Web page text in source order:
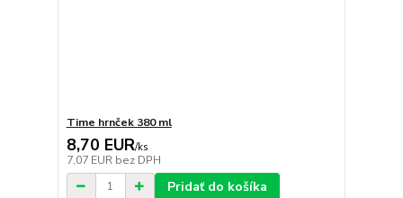
Time hrnček 380 ml
8,70 EUR/ks
7,07 EUR bez DPH
Pridať do košíka